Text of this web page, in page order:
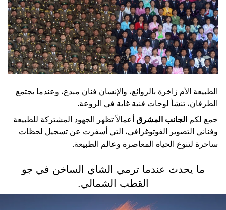
الطبيعة الأم زاخرة بالروائع، والإنسان فنان مبدع، وعندما يجتمع
الطرفان، تنشأ لوحات فنية غاية في الروعة.
جمع لكم
الجانب المشرق أعمالاً تظهر الجهود المشتركة للطبيعة
وفناني التصوير الفوتوغرافي، التي أسفرت عن تسجيل لحظات
ساحرة لتنوع الحياة المعاصرة وعالم الطبيعة.
ما يحدث عندما ترمي الشاي الساخن في جو
القطب الشمالي.